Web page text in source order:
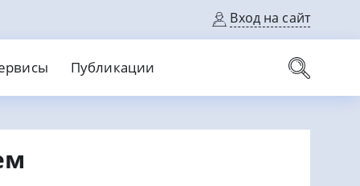
Вход на сайт
С кэшбеком
Публикации